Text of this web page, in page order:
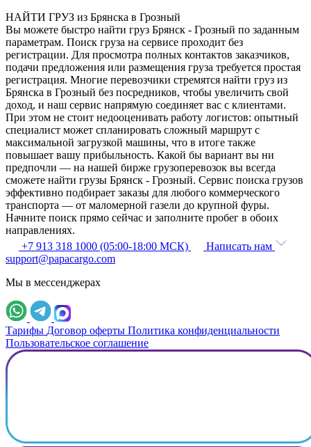
НАЙТИ ГРУЗ из Брянска в Грозный
Вы можете быстро найти груз Брянск - Грозный по заданным
параметрам. Поиск груза на сервисе проходит без
регистрации. Для просмотра полных контактов заказчиков,
подачи предложения или размещения груза требуется простая
регистрация. Многие перевозчики стремятся найти груз из
Брянска в Грозный без посредников, чтобы увеличить свой
доход, и наш сервис напрямую соединяет вас с клиентами.
При этом не стоит недооценивать работу логистов: опытный
специалист может спланировать сложный маршрут с
максимальной загрузкой машины, что в итоге также
повышает вашу прибыльность. Какой бы вариант вы ни
предпочли — на нашей бирже грузоперевозок вы всегда
сможете найти грузы Брянск - Грозный. Сервис поиска грузов
эффективно подбирает заказы для любого коммерческого
транспорта — от маломерной газели до крупной фуры.
Начните поиск прямо сейчас и заполните пробег в обоих
направлениях.
+7 913 318 1000 (05:00-18:00 МСК)
Написать нам
support@papacargo.com
Мы в мессенджерах
Тарифы Договор оферты Политика конфиденциальности
Пользовательское соглашение